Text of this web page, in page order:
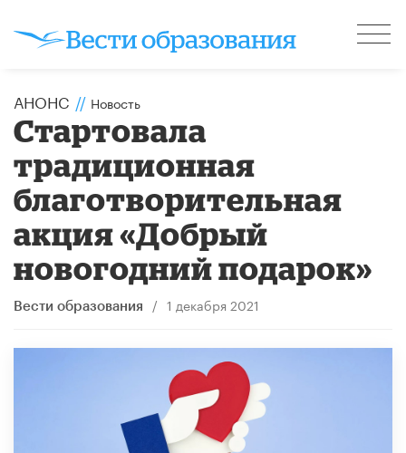
АНОНС // Новость
Стартовала
традиционная
благотворительная
акция «Добрый
новогодний подарок»
Вести образования / 1 декабря 2021